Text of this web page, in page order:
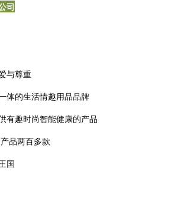
司
与尊重
体的生活情趣用品品牌
有趣时尚智能健康的产品
品两百多款
国